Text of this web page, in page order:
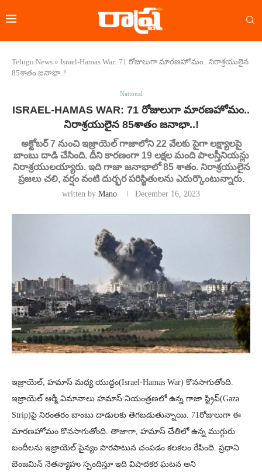
Telugu News » Israel-Hamas War: 71 రోజులుగా మారణహోమం.. నిరాశ్రయులైన
85శాతం జనాభా..!
National
ISRAEL-HAMAS WAR: 71 రోజులుగా మారణహోమం..
నిరాశ్రయులైన 85శాతం జనాభా..!
అక్టోబర్ 7 నుంచి ఇజ్రాయెల్ గాజాలోని 22 వేలకు పైగా లక్ష్యాలపై
బాంబు దాడి చేసింది. దీని కారణంగా 19 లక్షల మంది పాలస్తీనియన్లు
నిరాశ్రయులయ్యారు. ఇది గాజా జనాభాలో 85 శాతం. నిరాశ్రయులైన
ప్రజలు చలి, వర్షం వంటి దుర్భర పరిస్థితులను ఎదుర్కొంటున్నారు.
written by Mano December 16, 2023
ఇజ్రాయెల్, హమాస్ మధ్య యుద్ధం(Israel-Hamas War) కొనసాగుతోంది.
ఇజ్రాయెల్ ఆర్మీ విమానాలు హమాస్ నియంత్రణలో ఉన్న గాజా స్ట్రిప్‌(Gaza
Strip)పై నిరంతరం బాంబు దాడులకు తెగబడుతున్నాయి. 71రోజులుగా ఈ
మారణహోమం కొనసాగుతోంది. తాజాగా, హమాస్ చేతిలో ఉన్న ముగ్గురు
బందీలను ఇజ్రాయెల్ సైన్యం పొరపాటున చంపడం కలకలం రేపింది. ప్రధాని
బెంజమిన్ నెతన్యాహు స్పందిస్తూ ఇది విషాదకర ఘటన అని